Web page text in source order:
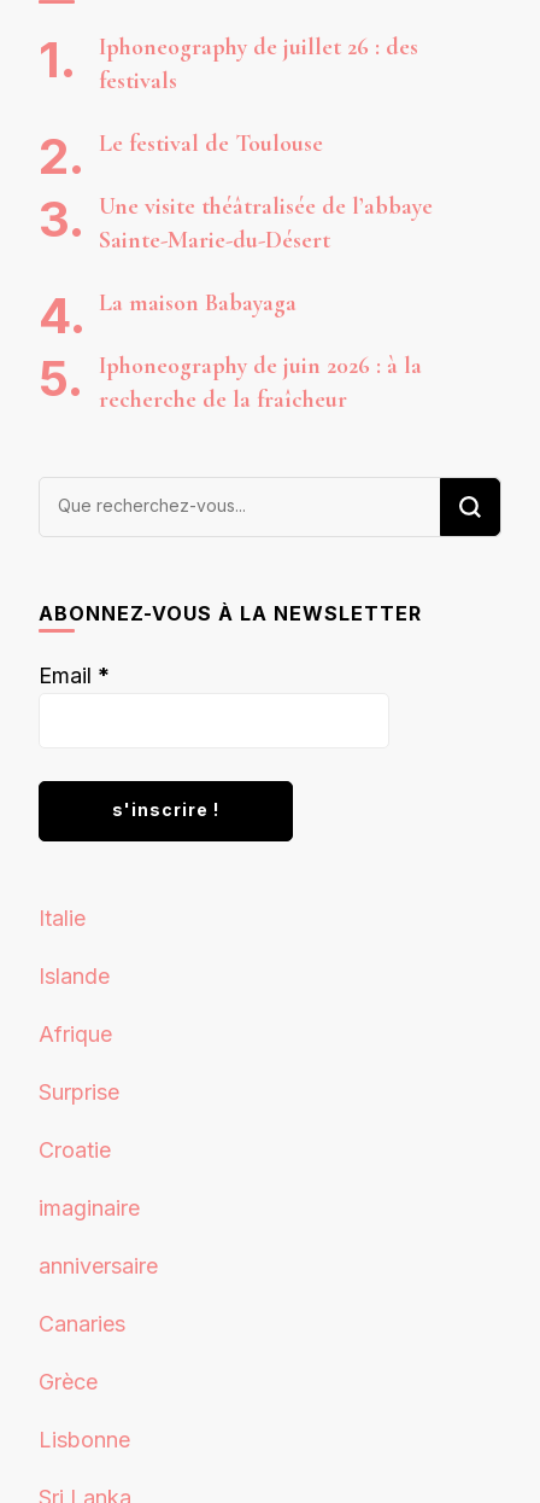
Iphoneography de juillet 26 : des
festivals
Le festival de Toulouse
Une visite théâtralisée de l’abbaye
Sainte-Marie-du-Désert
La maison Babayaga
Iphoneography de juin 2026 : à la
recherche de la fraîcheur
Vous
ABONNEZ-VOUS À LA NEWSLETTER
Email *
Italie
Islande
Afrique
Surprise
Croatie
imaginaire
anniversaire
Canaries
Grèce
Lisbonne
Sri Lanka